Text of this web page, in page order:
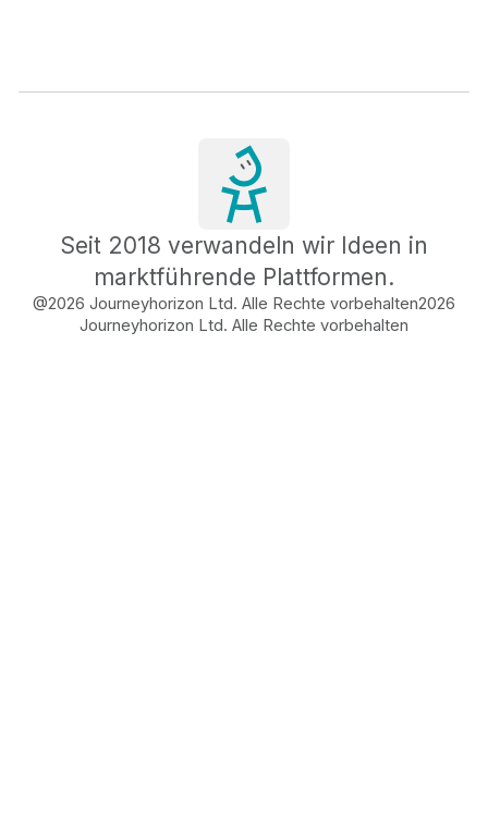
Seit 2018 verwandeln wir Ideen in
marktführende Plattformen.
@2026 Journeyhorizon Ltd. Alle Rechte vorbehalten2026
Journeyhorizon Ltd. Alle Rechte vorbehalten